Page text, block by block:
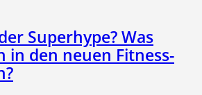
Superhype? Was
in den neuen Fitness-